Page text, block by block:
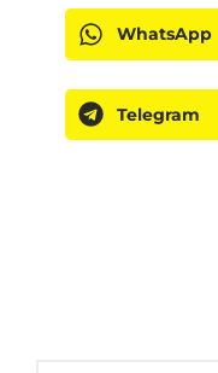
WhatsApp
Telegram